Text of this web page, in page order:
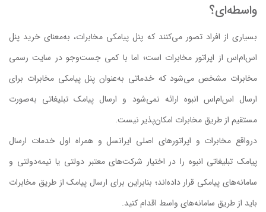
واسطه‌ای؟
بسیاری از افراد تصور می‌کنند که پنل پیامکی مخابرات، به‌معنای خرید پنل
اس‌ام‌اس از اپراتور مخابرات است؛ اما با کمی جست‌وجو در سایت رسمی
مخابرات مشخص می‌شود که خدماتی به‌عنوان پنل پیامکی مخابرات برای
ارسال اس‌ام‌اس انبوه ارائه نمی‌شود و ارسال پیامک تبلیغاتی به‌صورت
مستقیم از طریق مخابرات امکان‌پذیر نیست.
درواقع مخابرات و اپراتورهای اصلی ایرانسل و همراه اول خدمات ارسال
پیامک تبلیغاتی انبوه را در اختیار شرکت‌های معتبر دولتی یا نیمه‌دولتی و
سامانه‌های پیامکی قرار داده‌اند؛ بنابراین برای ارسال پیامک از طریق مخابرات
باید از طریق سامانه‌های واسط اقدام کنید.